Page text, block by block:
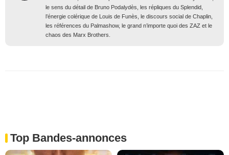
le sens du détail de Bruno Podalydès, les répliques du Splendid,
l’énergie colérique de Louis de Funès, le discours social de Chaplin,
les références du Palmashow, le grand n’importe quoi des ZAZ et le
chaos des Marx Brothers.
Top Bandes-annonces